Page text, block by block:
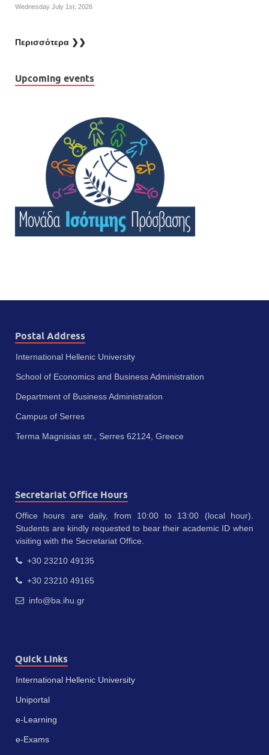
Wednesday July 1st, 2026
Περισσότερα ❯❯
Upcoming events
Postal Address
International Hellenic University
School of Economics and Business Administration
Department of Business Administration
Campus of Serres
Terma Magnisias str., Serres 62124, Greece
Secretariat Office Hours
Office hours are daily, from 10:00 to 13:00 (local hour).
Students are kindly requested to bear their academic ID when
visiting with the Secretariat Office.
+30 23210 49135
+30 23210 49165
info@ba.ihu.gr
Quick Links
International Hellenic University
Uniportal
e-Learning
e-Exams